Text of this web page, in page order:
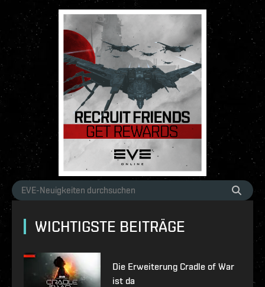
WICHTIGSTE BEITRÄGE
Die Erweiterung Cradle of War
ist da